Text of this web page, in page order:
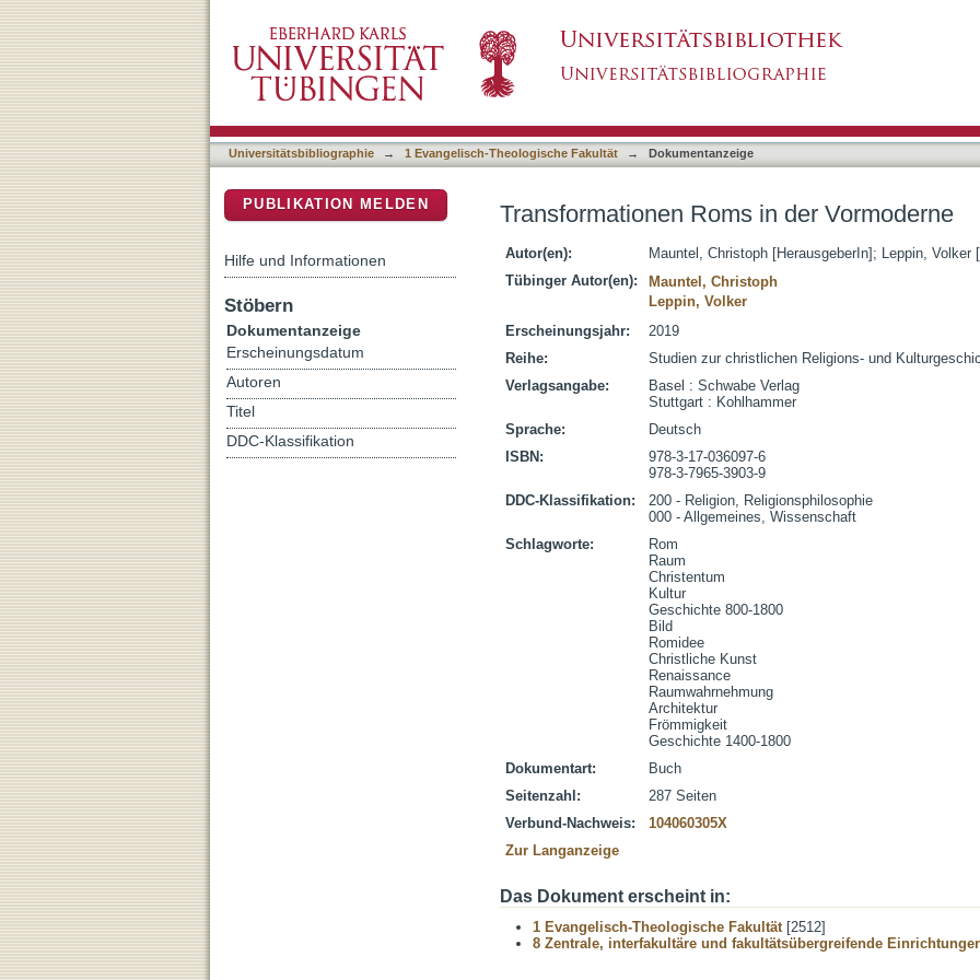
Universitätsbibliographie → 1 Evangelisch-Theologische Fakultät → Dokumentanzeige
Transformationen Roms in der Vormoderne
Autor(en): Mauntel, Christoph [HerausgeberIn] ; Leppin, Volker
Tübinger Autor(en):
Mauntel, Christoph
Leppin, Volker
Erscheinungsjahr:
2019
Reihe:
Studien zur christlichen Religions- und
Verlagsangabe:
Basel : Schwabe Verlag
Stuttgart : Kohlhammer
Sprache:
Deutsch
ISBN:
978-3-17-036097-6
978-3-7965-3903-9
DDC-Klassifikation:
200 - Religion, Religionsphilosophie
000 - Allgemeines, Wissenschaft
Schlagworte:
Rom
Raum
Christentum
Kultur
Geschichte 800-1800
Bild
Romidee
Christliche Kunst
Renaissance
Raumwahrnehmung
Architektur
Frömmigkeit
Geschichte 1400-1800
Dokumentart:
Buch
Seitenzahl:
287 Seiten
Verbund-Nachweis:
104060305X
Zur Langanzeige
Das Dokument erscheint in:
1 Evangelisch-Theologische Fakultät[2512]
8 Zentrale, interfakultäre und fakultätsübergreifende
PUBLIKATION MELDEN
Hilfe und Informationen
Stöbern
Dokumentanzeige
Erscheinungsdatum
Autoren
Titel
DDC-Klassifikation